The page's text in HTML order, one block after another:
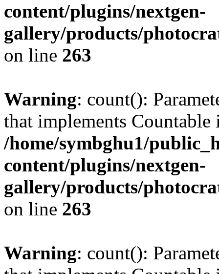
content/plugins/nextgen-
gallery/products/
on line 263
Warning: count():
that implements Countable
/home/symbghu1/
content/plugins/nextgen-
gallery/products/
on line 263
Warning: count():